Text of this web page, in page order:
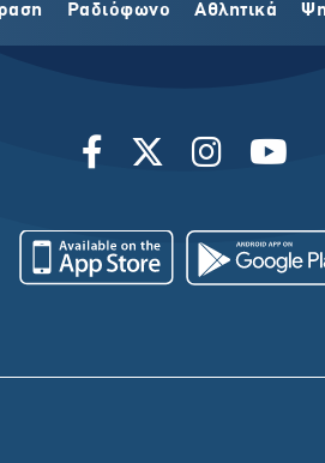
Ραδιόφωνο Αθλητικά